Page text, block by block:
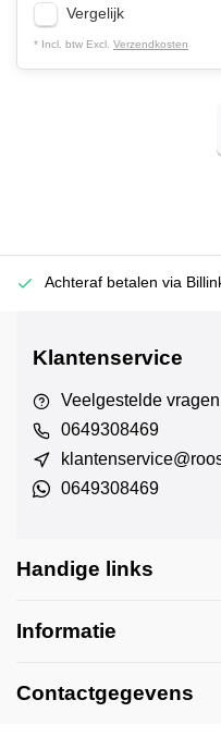
Vergelijk
* Incl. btw Excl. Verzendkosten
Achteraf betalen via
Klantenservice
Veelgestelde vragen
0649308469
0649308469
Handige links
Informatie
Contactgegevens